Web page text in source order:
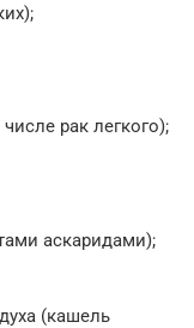
рак легкого);
аскаридами);
(кашель